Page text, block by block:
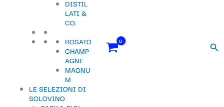
DISTIL
LATI &
CO.
ROSATO
CHAMP
AGNE
MAGNU
M
LE SELEZIONI DI
SOLOVINO